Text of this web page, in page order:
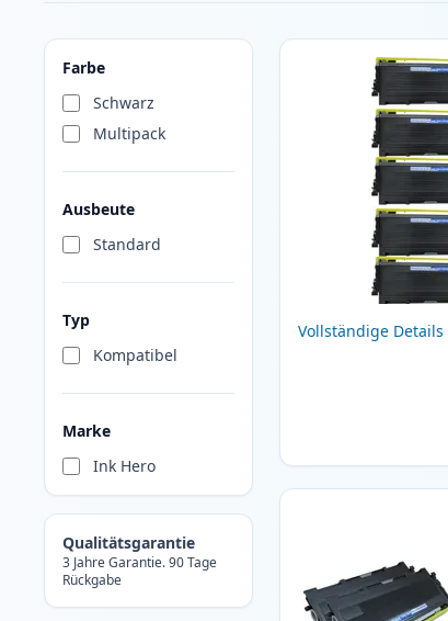
Farbe
Schwarz
Multipack
Ausbeute
Standard
Typ
Kompatibel
Marke
Ink Hero
Qualitätsgarantie
3 Jahre Garantie. 90 Tage
Rückgabe
Produkte
Vollständige Details